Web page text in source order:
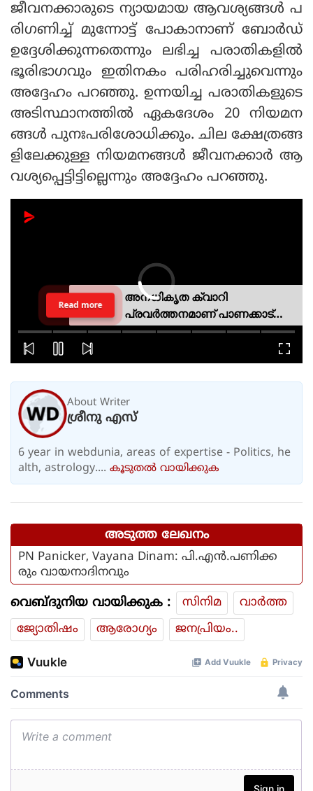
ജീവനക്കാരുടെ ന്യായമായ ആവശ്യങ്ങള്‍ പ
രിഗണിച്ച് മുന്നോട്ട് പോകാനാണ് ബോര്‍ഡ്
ഉദ്ദേശിക്കുന്നതെന്നും ലഭിച്ച പരാതികളില്‍
ഭൂരിഭാഗവും ഇതിനകം പരിഹരിച്ചുവെന്നും
അദ്ദേഹം പറഞ്ഞു. ഉന്നയിച്ച പരാതികളുടെ
അടിസ്ഥാനത്തില്‍ ഏകദേശം 20 നിയമന
ങ്ങള്‍ പുനഃപരിശോധിക്കും. ചില ക്ഷേത്രങ്ങ
ളിലേക്കുള്ള നിയമനങ്ങള്‍ ജീവനക്കാര്‍ ആ
വശ്യപ്പെട്ടിട്ടില്ലെന്നും അദ്ദേഹം പറഞ്ഞു.
അനധികൃത ക്വാറി
Read more
About Writer
ശ്രീനു എസ്
6 year in webdunia, areas of expertise - Politics, he
alth, astrology.... കൂടുതല്‍ വായിക്കുക
അടുത്ത ലേഖനം
PN Panicker, Vayana Dinam: പി.എൻ.പണിക്ക
രും വായനാദിനവും
വെബ്ദുനിയ വായിക്കുക : സിനിമ
വാര്‍ത്ത
ജ്യോതിഷം
ആരോഗ്യം ജനപ്രിയം..